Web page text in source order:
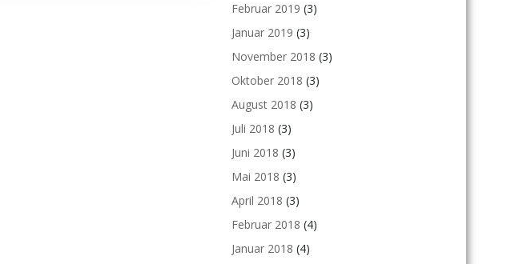
Februar 2019 (3)
Januar 2019 (3)
November 2018 (3)
Oktober 2018 (3)
August 2018 (3)
Juli 2018 (3)
Juni 2018 (3)
Mai 2018 (3)
April 2018 (3)
Februar 2018 (4)
Januar 2018 (4)